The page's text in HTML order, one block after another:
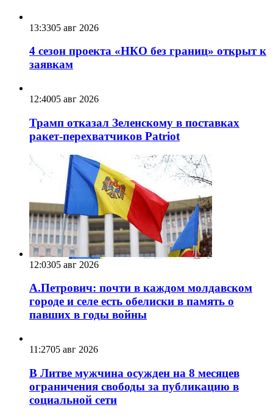
13:3305 авг 2026
4 сезон проекта «НКО без границ» открыт к
заявкам
12:4005 авг 2026
Трамп отказал Зеленскому в поставках
ракет-перехватчиков Patriot
12:0305 авг 2026
А.Петрович: почти в каждом молдавском
городе и селе есть обелиски в память о
павших в годы войны
11:2705 авг 2026
В Литве мужчина осужден на 8 месяцев
ограничения свободы за публикацию в
социальной сети